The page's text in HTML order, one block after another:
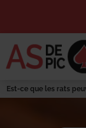
Est-ce que les rats